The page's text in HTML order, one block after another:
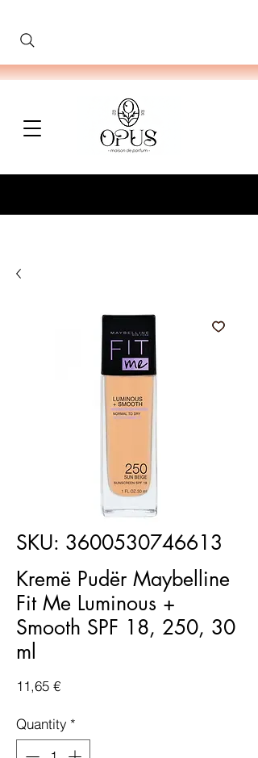
SKU: 3600530746613
Kremë Pudër Maybelline
Fit Me Luminous +
Smooth SPF 18, 250, 30
ml
11,65 €Price
Quantity *